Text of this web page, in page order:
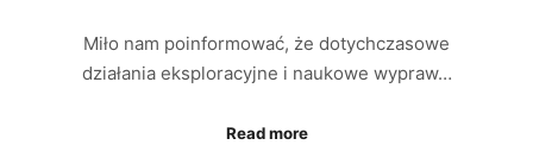
Miło nam poinformować, że dotychczasowe
działania eksploracyjne i naukowe wypraw…
Read more